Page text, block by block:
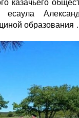
казачьего
есаула
образования